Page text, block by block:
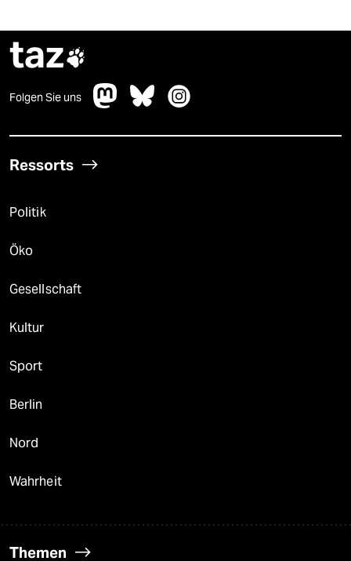
taz
Folgen Sie uns
Ressorts
Politik
Öko
Gesellschaft
Kultur
Sport
Berlin
Nord
Wahrheit
Themen